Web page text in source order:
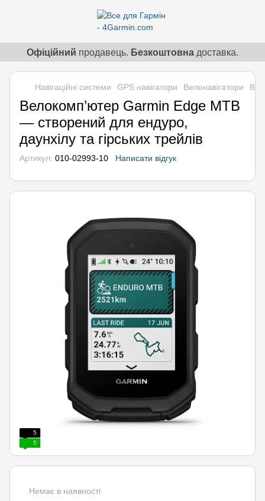
Офіційний продавець. Безкоштовна доставка.
Навігаційні системи GPS навігатори Велонавігатори
Велокомп’ютер Garmin Edge MTB
— створений для ендуро,
даунхілу та гірських трейлів
Артикул: 010-02993-10 Написати відгук
5
5
Немає в наявності